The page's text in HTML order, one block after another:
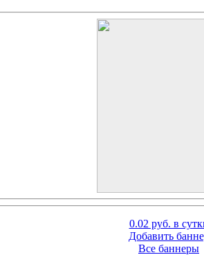
0.02 руб. в
Добавить
Все баннеры